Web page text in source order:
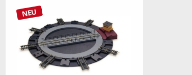
NEU